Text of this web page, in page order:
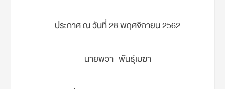
ประกาศ ณ วันที่ 28 พฤศจิกายน 2562
นายพวา พันธุ์เมฆา